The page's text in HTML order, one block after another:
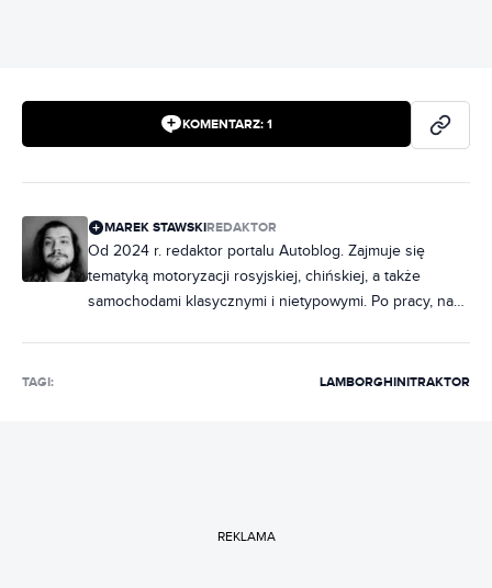
KOMENTARZ: 1
MAREK STAWSKIREDAKTOR
Od 2024 r. redaktor portalu Autoblog. Zajmuje się
tematyką motoryzacji rosyjskiej, chińskiej, a także
samochodami klasycznymi i nietypowymi. Po pracy, na
Miłośnik włoskiej motoryzacji, hawajskich koszul i
TAGI: LAMBORGHINITRAKTOR
REKLAMA